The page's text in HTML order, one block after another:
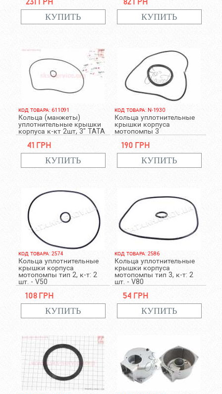
КОД ТОВАРА: 611091
Кольца (манжеты)
уплотнительные крышки
корпуса к-кт 2шт, 3" TATA
41 грн
КОД ТОВАРА: N-1930
Кольца уплотнительные
крышки корпуса
мотопомпы 3
190 грн
КОД ТОВАРА: 2574
Кольца уплотнительные
крышки корпуса
мотопомпы тип 2, к-т: 2
шт. - V50
108 грн
КОД ТОВАРА: 2586
Кольца уплотнительные
крышки корпуса
мотопомпы тип 3, к-т: 2
шт. - V80
54 грн